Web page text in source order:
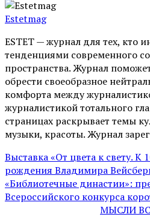
Estetmag
ESTET — журнал для тех, кто
тенденциями современного
пространства. Журнал
обрести своеобразное
комфорта между
журналистикой тотального
страницах раскрывает темы
музыки, красоты. Журнал
Выставка «От цвета к свету. К
рождения Владимира
«Библиотечные династии»:
Всероссийского конкурса
МЫСЛИ